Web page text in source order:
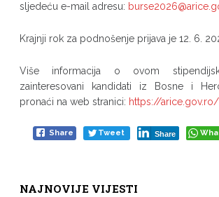
sljedeću e-mail adresu:
Krajnji rok za podnošenje prijava je 12. 6.
Više informacija o ovom
zainteresovani kandidati iz Bosne i
pronaći na web stranici: https://
Share Tweet Share
NAJNOVIJE VIJESTI